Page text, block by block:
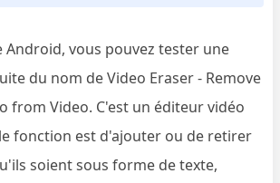
vous pouvez tester une
du nom de Video Eraser - Remove
from Video. C'est un éditeur vidéo
fonction est d'ajouter ou de retirer
soient sous forme de texte,